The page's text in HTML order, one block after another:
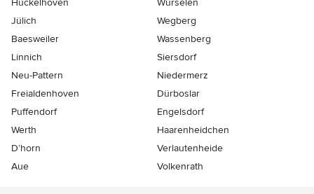
Jülich
Wegberg
Baesweiler
Wassenberg
Linnich
Siersdorf
Neu-Pattern
Niedermerz
Freialdenhoven
Dürboslar
Puffendorf
Engelsdorf
Werth
Haarenheidchen
D’horn
Verlautenheide
Aue
Volkenrath